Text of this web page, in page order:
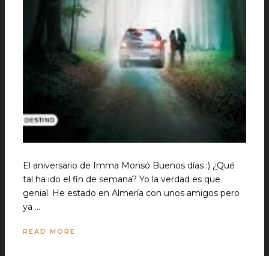
El aniversario de Imma Monsó Buenos días :) ¿Qué
tal ha ido el fin de semana? Yo la verdad es que
genial. He estado en Almería con unos amigos pero
ya …
READ MORE